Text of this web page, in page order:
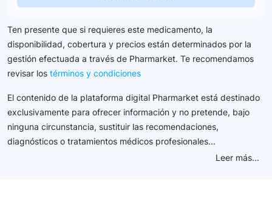
Ten presente que si requieres este medicamento, la
disponibilidad, cobertura y precios están determinados por la
gestión efectuada a través de Pharmarket. Te recomendamos
revisar los términos y condiciones
El contenido de la plataforma digital Pharmarket está destinado
exclusivamente para ofrecer información y no pretende, bajo
ninguna circunstancia, sustituir las recomendaciones,
diagnósticos o tratamientos médicos profesionales...
Leer más...